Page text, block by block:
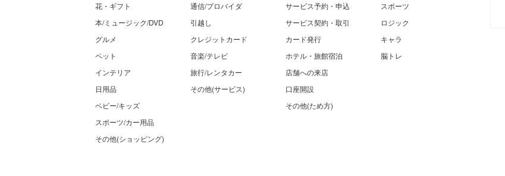
花・ギフト
本/ミュージック/DVD
グルメ
ペット
インテリア
日用品
ベビー/キッズ
スポーツ/カー用品
その他(ショッピング)
通信/プロバイダ
引越し
クレジットカード
音楽/テレビ
旅行/レンタカー
その他(サービス)
サービス予約・申込
サービス契約・取引
カード発行
ホテル・旅館宿泊
店舗への来店
口座開設
その他(ため方)
スポーツ
ロジック
キャラ
脳トレ